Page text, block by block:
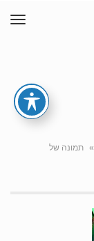
» תמונה של